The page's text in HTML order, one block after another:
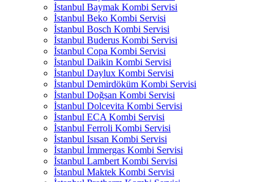
İstanbul Baymak Kombi Servisi
İstanbul Beko Kombi Servisi
İstanbul Bosch Kombi Servisi
İstanbul Buderus Kombi Servisi
İstanbul Copa Kombi Servisi
İstanbul Daikin Kombi Servisi
İstanbul Daylux Kombi Servisi
İstanbul Demirdöküm Kombi Servisi
İstanbul Doğsan Kombi Servisi
İstanbul Dolcevita Kombi Servisi
İstanbul ECA Kombi Servisi
İstanbul Ferroli Kombi Servisi
İstanbul Isısan Kombi Servisi
İstanbul İmmergas Kombi Servisi
İstanbul Lambert Kombi Servisi
İstanbul Maktek Kombi Servisi